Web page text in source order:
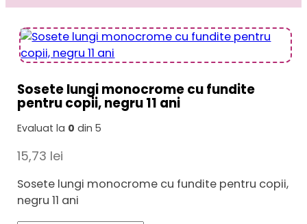
Sosete lungi monocrome cu fundite
pentru copii, negru 11 ani
Evaluat la 0 din 5
15,73 lei
Sosete lungi monocrome cu fundite pentru copii,
negru 11 ani